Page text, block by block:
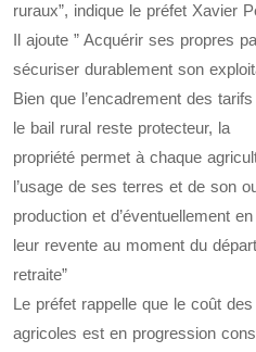
ruraux”, indique le préfet Xavier
Il ajoute ” Acquérir ses propres
sécuriser durablement son
Bien que l’encadrement des
le bail rural reste protecteur, la
propriété permet à chaque
l’usage de ses terres et de son
production et d’éventuellement
leur revente au moment du
retraite”
Le préfet rappelle que le coût
agricoles est en progression